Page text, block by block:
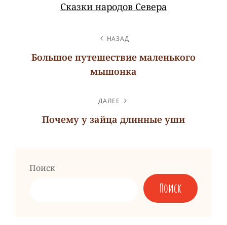
Сказки народов Севера
ЗАПИСЯМ
НАЗАД
Большое путешествие маленького
мышонка
ДАЛЕЕ
Почему у зайца длинные уши
Поиск
Поиск